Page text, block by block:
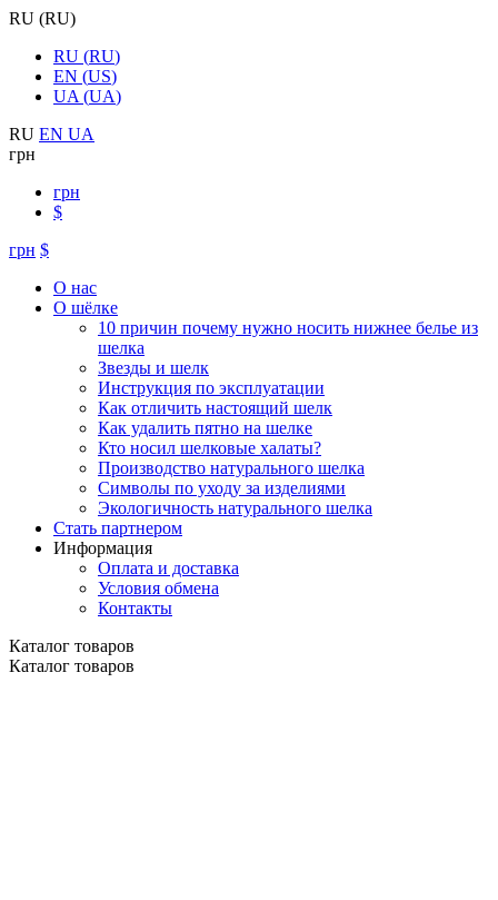
RU (RU)
RU (RU)
EN (US)
UA (UA)
RU EN UA
грн
грн
$
грн $
О нас
О шёлке
10 причин почему нужно носить нижнее белье из
шелка
Звезды и шелк
Инструкция по эксплуатации
Как отличить настоящий шелк
Как удалить пятно на шелке
Кто носил шелковые халаты?
Производство натурального шелка
Символы по уходу за изделиями
Экологичность натурального шелка
Стать партнером
Информация
Оплата и доставка
Условия обмена
Контакты
Каталог товаров
Каталог товаров